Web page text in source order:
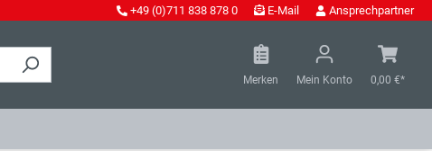
+49 (0)711 838 878 0 E-Mail Ansprechpartner
Merken Mein Konto 0,00 €*